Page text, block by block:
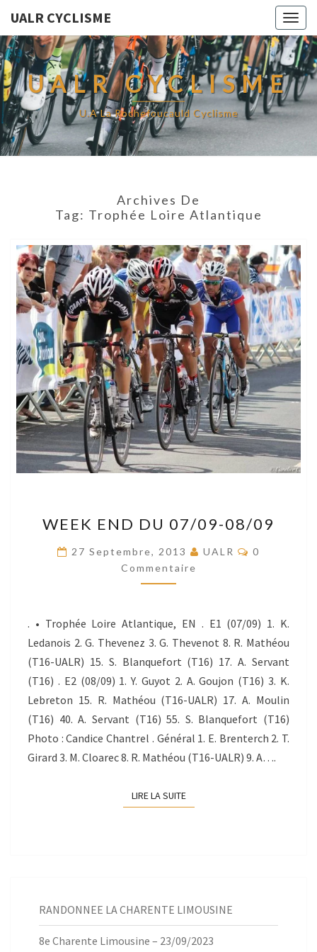
UALR CYCLISME
UALR CYCLISME
U.A La Rochefoucauld Cyclisme
Archives De
Tag: Trophée Loire Atlantique
END
DU
07/09-
08/09
WEEK END DU 07/09-08/09
27 Septembre, 2013 UALR
0
Commentaire
. • Trophée Loire Atlantique, EN . E1 (07/09) 1. K.
Ledanois 2. G. Thevenez 3. G. Thevenot 8. R. Mathéou
(T16-UALR) 15. S. Blanquefort (T16) 17. A. Servant
(T16) . E2 (08/09) 1. Y. Guyot 2. A. Goujon (T16) 3. K.
Lebreton 15. R. Mathéou (T16-UALR) 17. A. Moulin
(T16) 40. A. Servant (T16) 55. S. Blanquefort (T16)
Photo : Candice Chantrel . Général 1. E. Brenterch 2. T.
Girard 3. M. Cloarec 8. R. Mathéou (T16-UALR) 9. A….
LIRE LA SUITELIRE LA SUITE
RANDONNEE LA CHARENTE LIMOUSINE
8e Charente Limousine – 23/09/2023